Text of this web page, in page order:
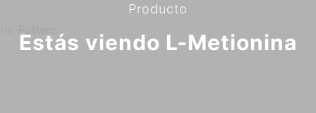
Producto
Estás viendo L-Metionina